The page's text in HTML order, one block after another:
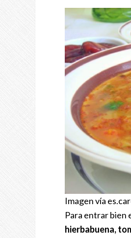
Imagen vía
Para entrar bien
hierbabuena,